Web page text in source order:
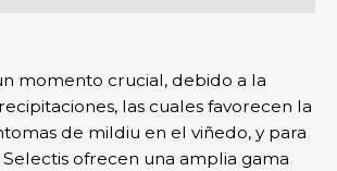
momento crucial, debido a la
las cuales favorecen la
de mildiu en el viñedo, y para
ofrecen una amplia gama